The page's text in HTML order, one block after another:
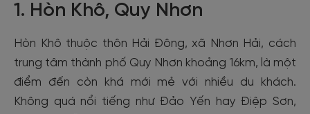
1. Hòn Khô, Quy Nhơn
Hòn Khô thuộc thôn Hải Đông, xã Nhơn Hải, cách
trung tâm thành phố Quy Nhơn khoảng 16km, là một
điểm đến còn khá mới mẻ với nhiều du khách.
Không quá nổi tiếng như Đảo Yến hay Điệp Sơn,